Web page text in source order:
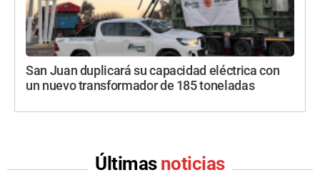
San Juan duplicará su capacidad eléctrica con
un nuevo transformador de 185 toneladas
Últimas noticias